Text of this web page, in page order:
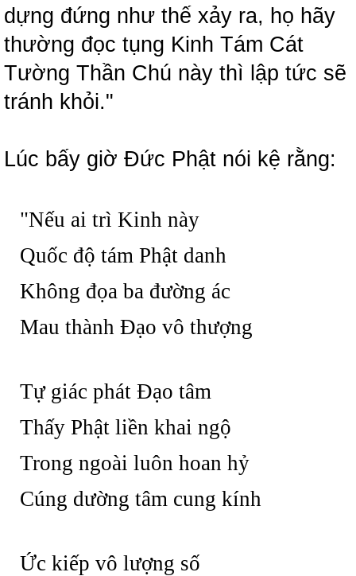
dựng đứng như thế xảy ra, họ hãy
thường đọc tụng Kinh Tám Cát
Tường Thần Chú này thì lập tức sẽ
tránh khỏi."
Lúc bấy giờ Đức Phật nói kệ rằng:
"Nếu ai trì Kinh này
Quốc độ tám Phật danh
Không đọa ba đường ác
Mau thành Đạo vô thượng
Tự giác phát Đạo tâm
Thấy Phật liền khai ngộ
Trong ngoài luôn hoan hỷ
Cúng dường tâm cung kính
Ức kiếp vô lượng số